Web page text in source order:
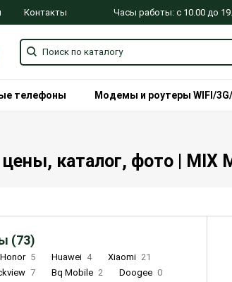
Контакты Часы работы: с 10.00 до
телефоны Модемы и роутеры WIFI/
каталог, фото | MIX
(73)
Honor 5 Huawei 4 Xiaomi 21
7 Bq Mobile 2 Doogee 0